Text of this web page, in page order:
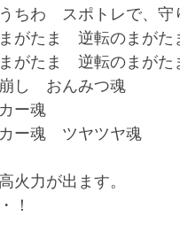
わ スポトレで、守
たま 逆転のまがた
ま 逆転のまがた
おんみつ魂
ー魂
魂 ツヤツヤ魂
火力が出ます。
！